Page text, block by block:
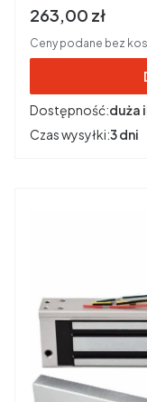
Cena brutto
263,00 zł
Ceny podane bez
Dostępność:duża
Czas wysyłki:3 dni